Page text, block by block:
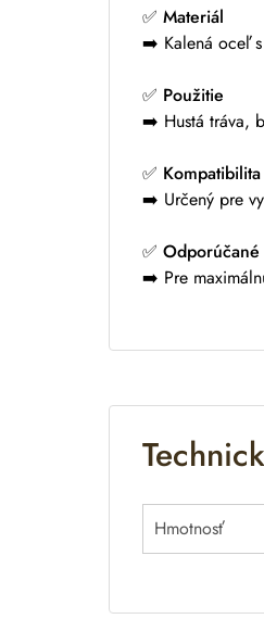
✅ Materiál
➡️ Kalená oceľ
✅ Použitie
➡️ Hustá tráva,
✅ Kompatibilita
➡️ Určený pre
✅
➡️ Pre
Hmotnosť